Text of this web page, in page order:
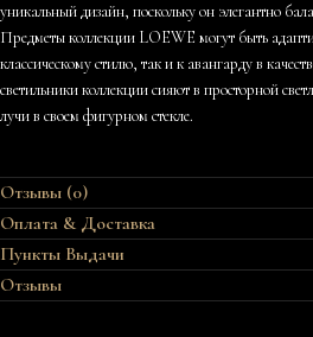
уникальный дизайн, поскольку он элегантно
Предметы коллекции LOEWE могут быть
классическому стилю, так и к авангарду в
светильники коллекции сияют в просторной
лучи в своем фигурном стекле.
Отзывы (0)
Оплата & Доставка
Пункты Выдачи
Отзывы